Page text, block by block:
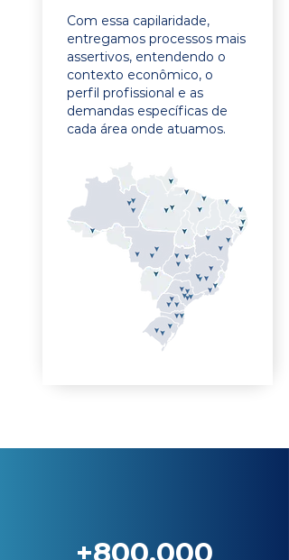
Com essa capilaridade,
entregamos processos mais
assertivos, entendendo o
contexto econômico, o
perfil profissional e as
demandas específicas de
cada área onde atuamos.
+800.000